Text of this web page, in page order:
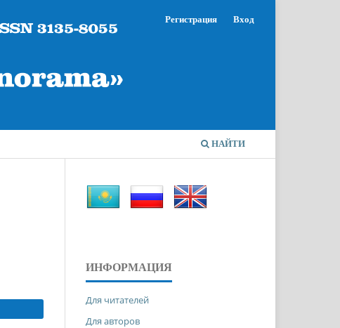
НАЙТИ
Регистрация Вход
ИНФОРМАЦИЯ
Для читателей
Для авторов